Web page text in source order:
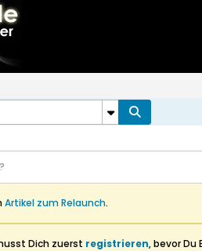
Artikel zum Relaunch.
Dich zuerst registrieren, bevor Du